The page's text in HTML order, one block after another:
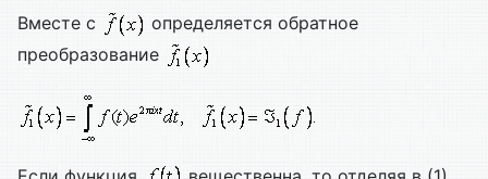
Вместе с
определяется обратное
преобразование